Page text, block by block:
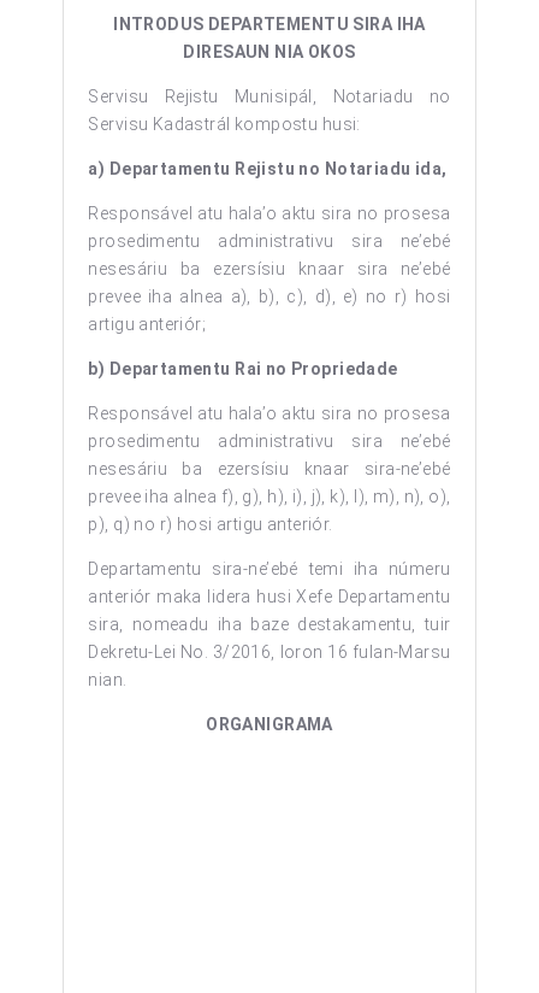
INTRODUS DEPARTEMENTU SIRA IHA
DIRESAUN NIA OKOS
Servisu Rejistu Munisipál, Notariadu no
Servisu Kadastrál kompostu husi:
a) Departamentu Rejistu no Notariadu ida,
Responsável atu hala’o aktu sira no prosesa
prosedimentu administrativu sira ne’ebé
nesesáriu ba ezersísiu knaar sira ne’ebé
prevee iha alnea a), b), c), d), e) no r) hosi
artigu anteriór;
b) Departamentu Rai no Propriedade
Responsável atu hala’o aktu sira no prosesa
prosedimentu administrativu sira ne’ebé
nesesáriu ba ezersísiu knaar sira-ne’ebé
prevee iha alnea f), g), h), i), j), k), l), m), n), o),
p), q) no r) hosi artigu anteriór.
Departamentu sira-ne’ebé temi iha númeru
anteriór maka lidera husi Xefe Departamentu
sira, nomeadu iha baze destakamentu, tuir
Dekretu-Lei No. 3/2016, loron 16 fulan-Marsu
nian.
ORGANIGRAMA